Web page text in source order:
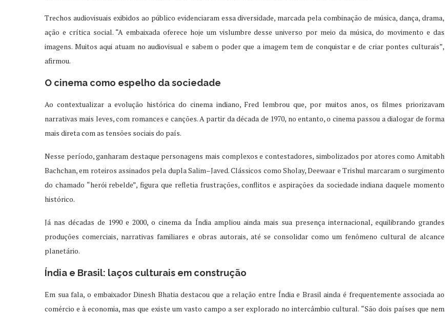
Trechos audiovisuais exibidos ao público evidenciaram essa diversidade, marcada pela combinação de música, dança, drama,
ação e crítica social. “A embaixada oferece hoje um vislumbre desse universo por meio da música, do movimento e das
imagens. Muitos aqui atuam no audiovisual e sabem o poder que a imagem tem de conquistar e de criar pontes culturais”,
afirmou.
O cinema como espelho da sociedade
Ao contextualizar a evolução histórica do cinema indiano, Fred lembrou que, por muitos anos, os filmes priorizavam
narrativas mais leves, com romances e canções. A partir da década de 1970, no entanto, o cinema passou a dialogar de forma
mais direta com as tensões sociais do país.
Nesse período, ganharam destaque personagens mais complexos e contestadores, simbolizados por atores como Amitabh
Bachchan, em roteiros assinados pela dupla Salim–Javed. Clássicos como Sholay, Deewaar e Trishul marcaram o surgimento
do chamado “herói rebelde”, figura que refletia frustrações, conflitos e aspirações da sociedade indiana daquele momento
histórico.
Já nas décadas de 1990 e 2000, o cinema da Índia ampliou ainda mais sua presença internacional, equilibrando grandes
produções comerciais, narrativas familiares e obras autorais, até se consolidar como um fenômeno cultural de alcance
planetário.
Índia e Brasil: laços culturais em construção
Em sua fala, o embaixador Dinesh Bhatia destacou que a relação entre Índia e Brasil ainda é frequentemente associada ao
comércio e à economia, mas que existe um vasto campo a ser explorado no intercâmbio cultural. “São dois países que nem